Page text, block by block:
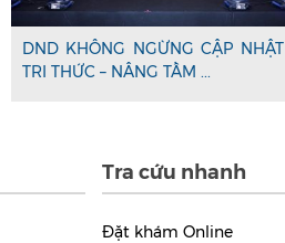
DND KHÔNG NGỪNG CẬP NHẬT
TRI THỨC – NÂNG TẦM ...
Tra cứu nhanh
Đặt khám Online